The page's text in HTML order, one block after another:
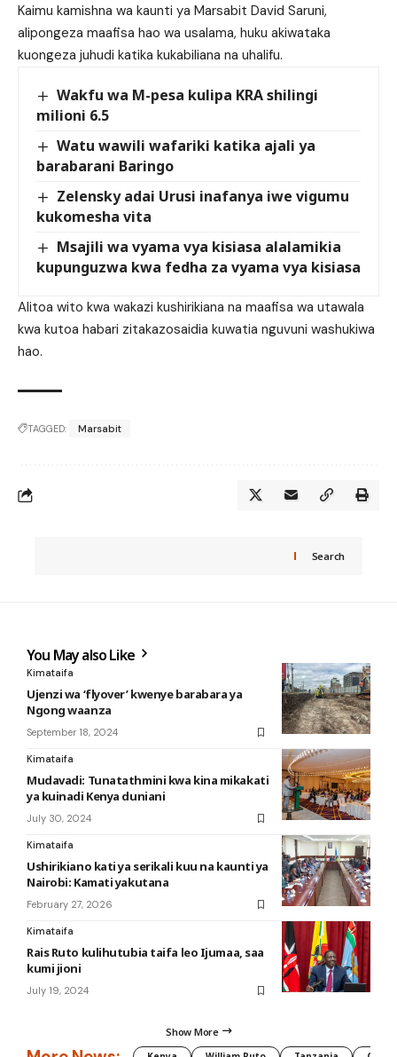
Kaimu kamishna wa kaunti ya Marsabit David Saruni,
alipongeza maafisa hao wa usalama, huku akiwataka
kuongeza juhudi katika kukabiliana na uhalifu.
Wakfu wa M-pesa kulipa KRA shilingi
milioni 6.5
Watu wawili wafariki katika ajali ya
barabarani Baringo
Zelensky adai Urusi inafanya iwe vigumu
kukomesha vita
Msajili wa vyama vya kisiasa alalamikia
kupunguzwa kwa fedha za vyama vya kisiasa
Alitoa wito kwa wakazi kushirikiana na maafisa wa utawala
kwa kutoa habari zitakazosaidia kuwatia nguvuni washukiwa
hao.
TAGGED: Marsabit
Search
You May also Like
Kimataifa
Ujenzi wa ‘flyover’ kwenye barabara ya
Ngong waanza
September 18, 2024
Kimataifa
Mudavadi: Tunatathmini kwa kina mikakati
ya kuinadi Kenya duniani
July 30, 2024
Kimataifa
Ushirikiano kati ya serikali kuu na kaunti ya
Nairobi: Kamati yakutana
February 27, 2026
Kimataifa
Rais Ruto kulihutubia taifa leo Ijumaa, saa
kumi jioni
July 19, 2024
Show More